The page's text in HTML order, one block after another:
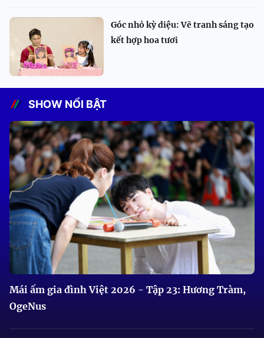
Góc nhỏ kỳ diệu: Vẽ tranh sáng tạo
kết hợp hoa tươi
SHOW NỔI BẬT
Mái ấm gia đình Việt 2026 - Tập 23: Hương Tràm,
OgeNus